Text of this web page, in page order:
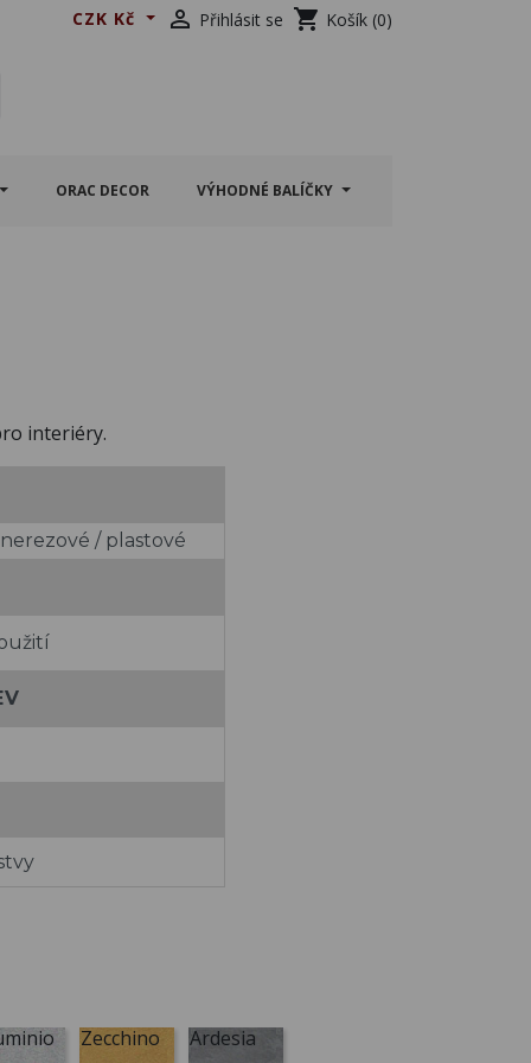
CZK Kč  Přihlásit se shopping_cart Košík (0)
ORAC DECOR VÝHODNÉ BALÍČKY
interiéry.
/ plastové
Zecchino Ardesia